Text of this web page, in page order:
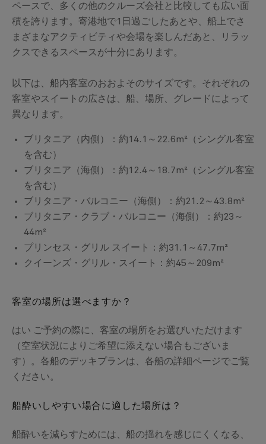
ペースで、多くの他のクルーズ会社と比較しても広い面
積を誇ります。寄港地で1日過ごしたあとや、船上でさ
まざまなアクティビティや会場を楽しんだあと、リラッ
クスできるスペースが十分にあります。
以下は、船内客室のおおよそのサイズです。それぞれの
客室やスイートの広さは、船、場所、グレードによって
異なります。
ブリタニア（内側）：約14.1～22.6m²（シングル客室
を含む）
ブリタニア（海側）：約12.4～18.7m²（シングル客室
を含む）
ブリタニア・バルコニー（海側）：約21.2～43.8m²
ブリタニア・クラブ・バルコニー（海側）：約23～
44m²
プリンセス・グリル スイート：約31.1～47.7m²
クイーンズ・グリル・スイート：約45～209m²
客室の場所は選べますか？
はい ご予約の際に、客室の場所をお選びいただけます
（空室状況によりご希望に添えない場合もございま
す）。各船のデッキプランは、各船の詳細ページでご覧
ください。
船酔いしやすい場合に適した場所は？
船酔いを減らすためには、船の揺れを感じにくくなる、